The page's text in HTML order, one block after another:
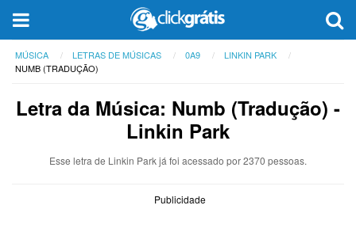
MÚSICA LETRAS DE MÚSICAS 0A9
LINKIN PARK
NUMB (TRADUÇÃO)
Letra da Música: Numb (Tradução) -
Linkin Park
Esse letra de Linkin Park já foi acessado por 2370 pessoas.
Publicidade